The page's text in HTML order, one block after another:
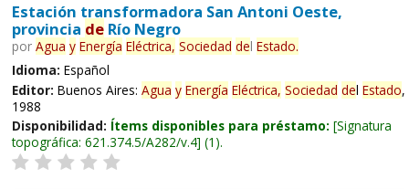
Estación transformadora San Antoni Oeste,
provincia deRío Negro
por Agua y Energía Eléctrica, Sociedad del Estado.
Idioma: Español
Editor: Buenos Aires: Agua y Energía Eléctrica, Sociedad del Estado,
1988
Disponibilidad: Ítems disponibles para préstamo: Signatura
topográfica: 621.374.5/A282/v.4 (1).